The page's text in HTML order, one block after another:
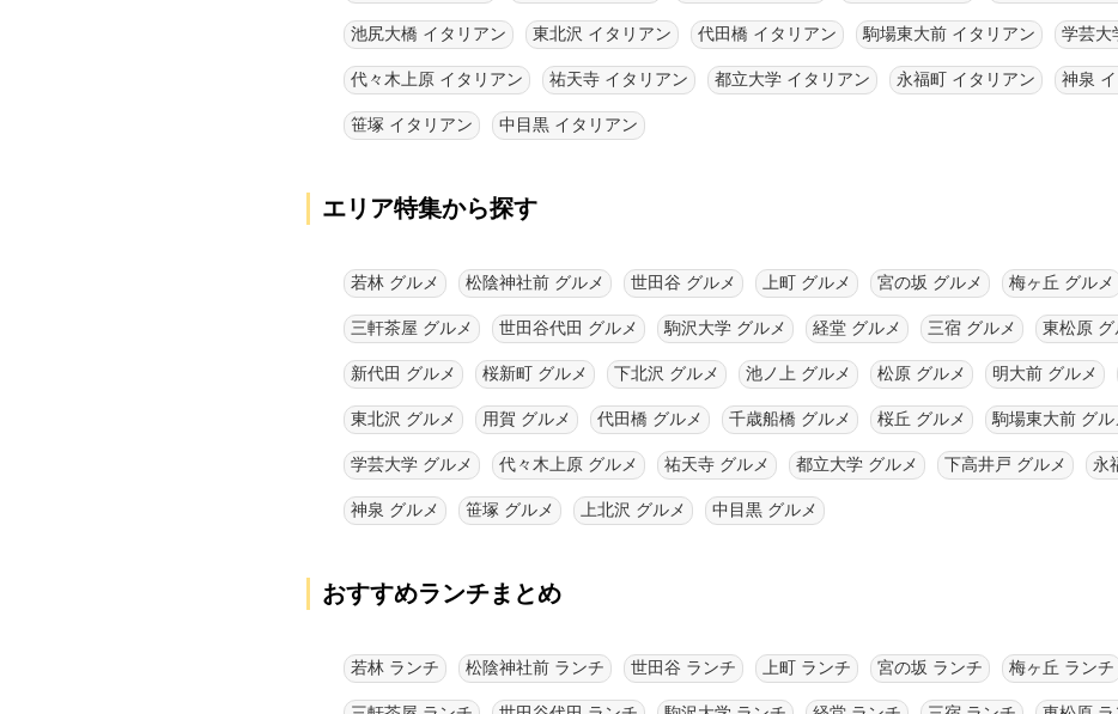
池尻大橋 イタリアン 東北沢 イタリアン 代田橋 イタリアン 駒場東大前 イタリアン 学芸大
代々木上原 イタリアン 祐天寺 イタリアン 都立大学 イタリアン 永福町 イタリアン 神泉
笹塚 イタリアン 中目黒 イタリアン
エリア特集から探す
若林 グルメ 松陰神社前 グルメ 世田谷 グルメ 上町 グルメ 宮の坂 グルメ 梅ヶ丘 グルメ
三軒茶屋 グルメ 世田谷代田 グルメ 駒沢大学 グルメ 経堂 グルメ 三宿 グルメ 東松原 グ
新代田 グルメ 桜新町 グルメ 下北沢 グルメ 池ノ上 グルメ 松原 グルメ 明大前 グルメ
東北沢 グルメ 用賀 グルメ 代田橋 グルメ 千歳船橋 グルメ 桜丘 グルメ 駒場東大前 グル
学芸大学 グルメ 代々木上原 グルメ 祐天寺 グルメ 都立大学 グルメ 下高井戸 グルメ 永
神泉 グルメ 笹塚 グルメ 上北沢 グルメ 中目黒 グルメ
おすすめランチまとめ
若林 ランチ 松陰神社前 ランチ 世田谷 ランチ 上町 ランチ 宮の坂 ランチ 梅ヶ丘 ランチ